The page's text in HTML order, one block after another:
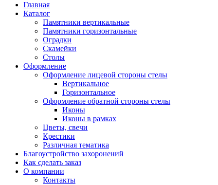
Главная
Каталог
Памятники вертикальные
Памятники горизонтальные
Оградки
Скамейки
Столы
Оформление
Оформление лицевой стороны стелы
Вертикальное
Горизонтальное
Оформление обратной стороны стелы
Иконы
Иконы в рамках
Цветы, свечи
Крестики
Различная тематика
Благоустройство захоронений
Как сделать заказ
О компании
Контакты